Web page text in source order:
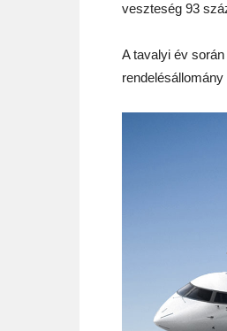
veszteség 93
A tavalyi év